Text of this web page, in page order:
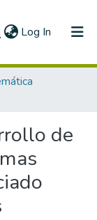
Log In (current)
de